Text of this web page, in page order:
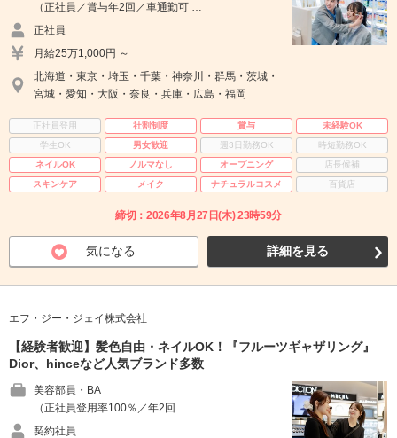
（正社員／賞与年2回／車通勤可 …
正社員
月給25万1,000円 ～
北海道・東京・埼玉・千葉・神奈川・群馬・茨城・
宮城・愛知・大阪・奈良・兵庫・広島・福岡
正社員登用 社割制度 賞与
未経験OK
学生OK
男女歓迎 週3日勤務OK
時短勤務OK
ネイルOK
ノルマなし オープニング
店長候補
スキンケア
メイク ナチュラルコスメ 百貨店
締切：2026年8月27日(木) 23時59分
気になる 詳細を見る
エフ・ジー・ジェイ株式会社
【経験者歓迎】髪色自由・ネイルOK！『フルーツギャザリング』
Dior、hinceなど人気ブランド多数
美容部員・BA
（正社員登用率100％／年2回 …
契約社員